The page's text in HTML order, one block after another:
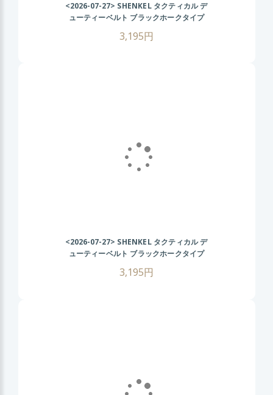
<2026-07-27> SHENKEL タクティカル デ
ューティーベルト ブラックホークタイプ
バルゲーム ミリタリーベルト 装備用ベルト
3,195円
<2026-07-27> SHENKEL タクティカル デ
ューティーベルト ブラックホークタイプ
(BK ブラック) サバゲー装備 サバイバルゲ
ーム ミリタリーベルト 装備用ベルト
3,195円